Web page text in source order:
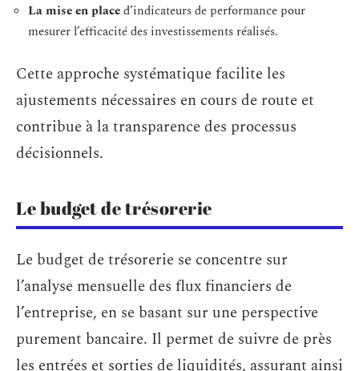
La mise en placed’indicateurs de performance pour
mesurer l’efficacité des investissements réalisés.
Cette approche systématique facilite les
ajustements nécessaires en cours de route et
contribue à la transparence des processus
décisionnels.
Le budget de trésorerie
Le budget de trésorerie se concentre sur
l’analyse mensuelle des flux financiers de
l’entreprise, en se basant sur une perspective
purement bancaire. Il permet de suivre de près
les entrées et sorties de liquidités, assurant ainsi